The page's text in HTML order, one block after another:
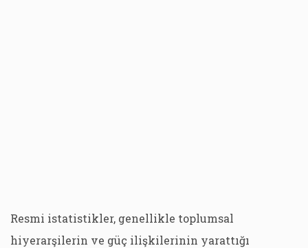
Resmi istatistikler, genellikle toplumsal
hiyerarşilerin ve güç ilişkilerinin yarattığı